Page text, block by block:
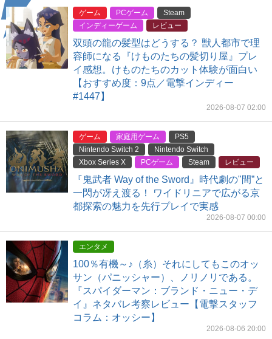
ゲーム PCゲーム
Steam
インディーゲーム
レビュー
双頭の龍の髪型はどうする？ 獣人都市で理
容師になる『けものたちの髪切り屋』プレ
イ感想。けものたちのカット体験が面白い
【おすすめ度：9点／電撃インディー
#1447】
2026-08-07 02:00
ゲーム 家庭用ゲーム
PS5
Nintendo Switch 2
Nintendo Switch
Xbox Series X
PCゲーム Steam レビュー
『鬼武者 Way of the Sword』時代劇の"間”と
一閃が冴え渡る！ ワイドリニアで広がる京
都探索の魅力を先行プレイで実感
2026-08-07 00:00
エンタメ
100％有機～♪（糸）それにしてもこのオッ
サン（パニッシャー）、ノリノリである。
『スパイダーマン：ブランド・ニュー・デ
イ』ネタバレ考察レビュー【電撃スタッフ
コラム：オッシー】
2026-08-06 20:00